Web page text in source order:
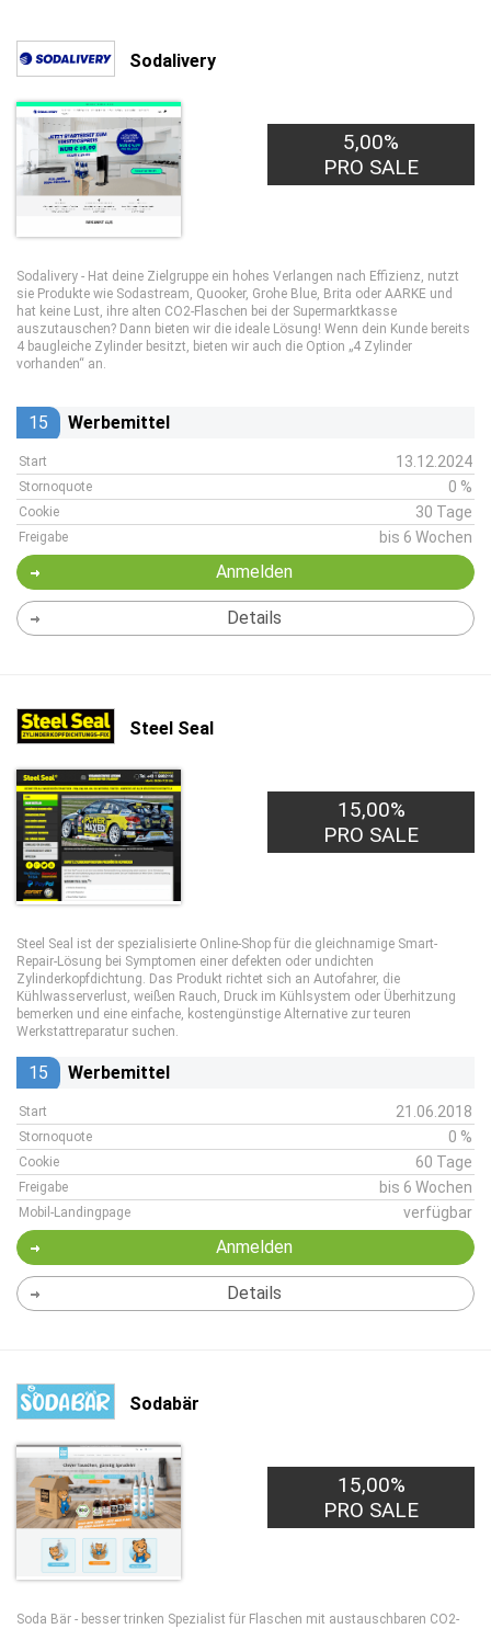
Sodalivery
5,00%
PRO SALE
Sodalivery - Hat deine Zielgruppe ein hohes Verlangen nach Effizienz, nutzt
sie Produkte wie Sodastream, Quooker, Grohe Blue, Brita oder AARKE und
hat keine Lust, ihre alten CO2-Flaschen bei der Supermarktkasse
auszutauschen? Dann bieten wir die ideale Lösung! Wenn dein Kunde bereits
4 baugleiche Zylinder besitzt, bieten wir auch die Option „4 Zylinder
vorhanden“ an.
15 Werbemittel
Start 13.12.2024
Stornoquote 0 %
Cookie 30 Tage
Freigabe bis 6 Wochen
Anmelden
Details
Steel Seal
15,00%
PRO SALE
Steel Seal ist der spezialisierte Online-Shop für die gleichnamige Smart-
Repair-Lösung bei Symptomen einer defekten oder undichten
Zylinderkopfdichtung. Das Produkt richtet sich an Autofahrer, die
Kühlwasserverlust, weißen Rauch, Druck im Kühlsystem oder Überhitzung
bemerken und eine einfache, kostengünstige Alternative zur teuren
Werkstattreparatur suchen.
15 Werbemittel
Start 21.06.2018
Stornoquote 0 %
Cookie 60 Tage
Freigabe bis 6 Wochen
Mobil-Landingpage verfügbar
Anmelden
Details
Sodabär
15,00%
PRO SALE
Soda Bär - besser trinken Spezialist für Flaschen mit austauschbaren CO2-